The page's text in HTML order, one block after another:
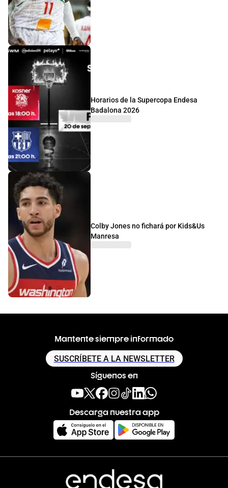
Horarios de la Supercopa Endesa
Badalona 2026
Colby Jones no fichará por Kids&Us
Manresa
Mantente siempre informado
SUSCRÍBETE A LA NEWSLETTER
Síguenos en
Descarga nuestra app